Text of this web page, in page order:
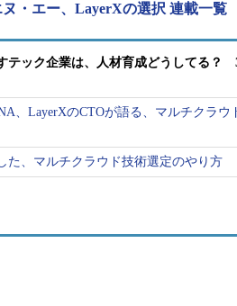
・エー、LayerXの選択 連載一覧
テック企業は、人材育成どうしてる？
、LayerXのCTOが語る、マルチクラウ
た、マルチクラウド技術選定のやり方